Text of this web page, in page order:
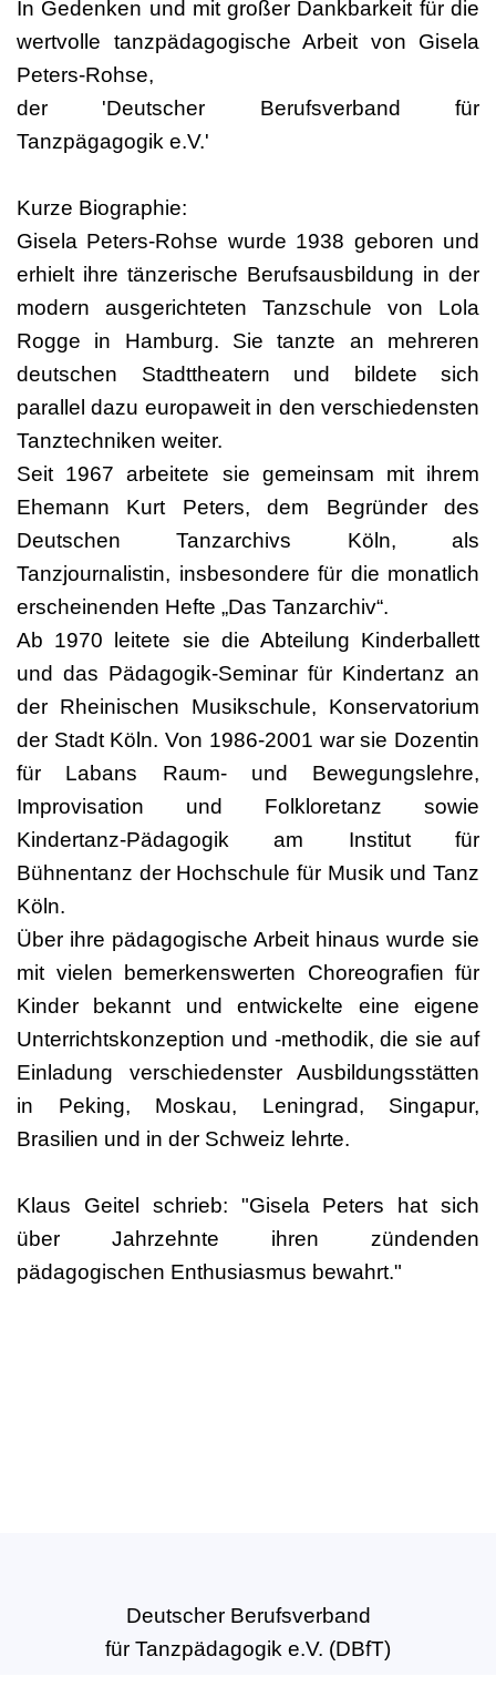
In Gedenken und mit großer Dankbarkeit für die
wertvolle tanzpädagogische Arbeit von Gisela
Peters-Rohse,
der 'Deutscher Berufsverband für
Tanzpägagogik e.V.'
Kurze Biographie:
Gisela Peters-Rohse wurde 1938 geboren und
erhielt ihre tänzerische Berufsausbildung in der
modern ausgerichteten Tanzschule von Lola
Rogge in Hamburg. Sie tanzte an mehreren
deutschen Stadttheatern und bildete sich
parallel dazu europaweit in den verschiedensten
Tanztechniken weiter.
Seit 1967 arbeitete sie gemeinsam mit ihrem
Ehemann Kurt Peters, dem Begründer des
Deutschen Tanzarchivs Köln, als
Tanzjournalistin, insbesondere für die monatlich
erscheinenden Hefte „Das Tanzarchiv“.
Ab 1970 leitete sie die Abteilung Kinderballett
und das Pädagogik-Seminar für Kindertanz an
der Rheinischen Musikschule, Konservatorium
der Stadt Köln. Von 1986-2001 war sie Dozentin
für Labans Raum- und Bewegungslehre,
Improvisation und Folkloretanz sowie
Kindertanz-Pädagogik am Institut für
Bühnentanz der Hochschule für Musik und Tanz
Köln.
Über ihre pädagogische Arbeit hinaus wurde sie
mit vielen bemerkenswerten Choreografien für
Kinder bekannt und entwickelte eine eigene
Unterrichtskonzeption und -methodik, die sie auf
Einladung verschiedenster Ausbildungsstätten
in Peking, Moskau, Leningrad, Singapur,
Brasilien und in der Schweiz lehrte.
Klaus Geitel schrieb: "Gisela Peters hat sich
über Jahrzehnte ihren zündenden
pädagogischen Enthusiasmus bewahrt."
Deutscher Berufsverband
für Tanzpädagogik e.V. (DBfT)